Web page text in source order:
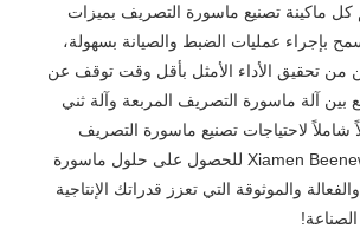
كل ماكينة تصنيع ماسورة التصريف بميزات
بإجراء عمليات الضبط والصيانة بسهولة،
من تحقيق الأداء الأمثل بأقل وقت توقف عن
آلة ماسورة التصريف المربعة وآلة ثني
شاملاً لاحتياجات تصنيع ماسورة التصريف
الخاصة بك. اختر Xiamen Beenew للحصول على حلول ماسورة
والموثوقة التي تعزز قدراتك الإنتاجية